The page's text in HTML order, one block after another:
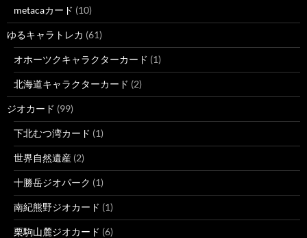
metacaカード (10)
ゆるキャラトレカ (61)
オホーツクキャラクターカード (1)
北海道キャラクターカード (2)
ジオカード (99)
下北むつ湾カード (1)
世界自然遺産 (2)
十勝岳ジオパーク (1)
南紀熊野ジオカード (1)
栗駒山麓ジオカード (6)